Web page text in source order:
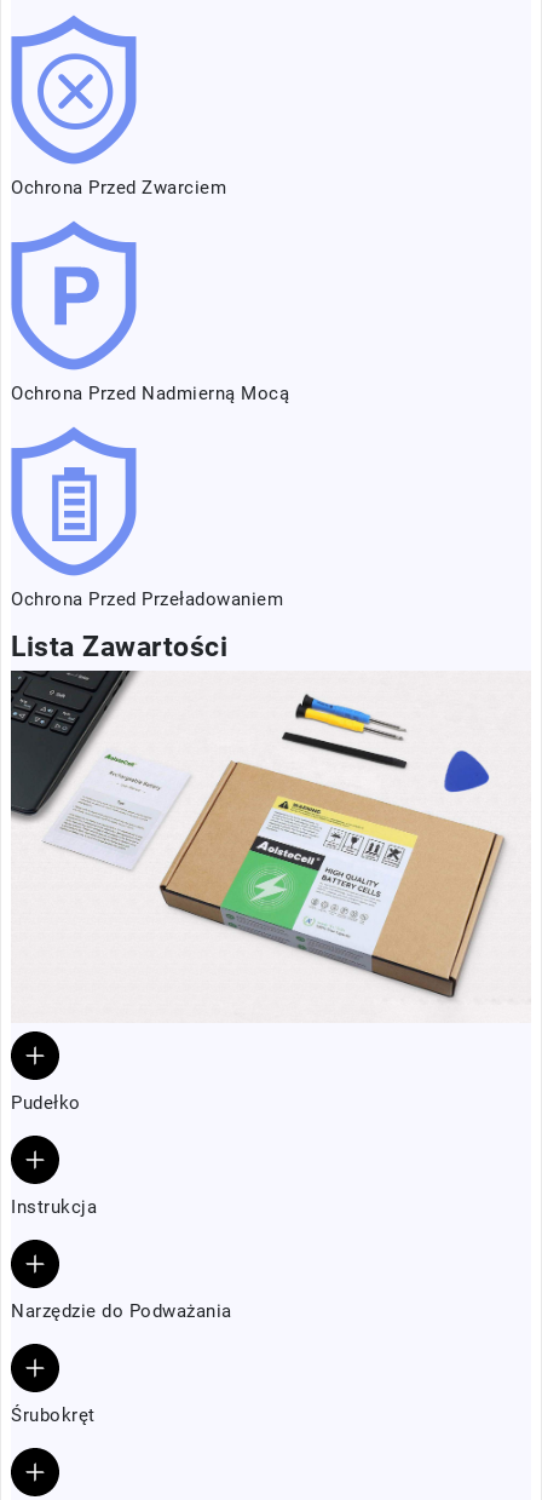
Ochrona Przed Zwarciem
Ochrona Przed Nadmierną Mocą
Ochrona Przed Przeładowaniem
Lista Zawartości
Pudełko
Instrukcja
Narzędzie do Podważania
Śrubokręt